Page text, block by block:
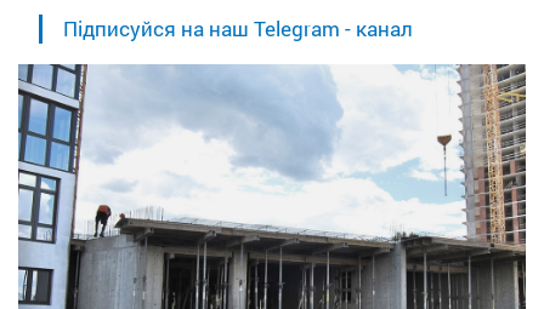
Підписуйся на наш Telegram - канал